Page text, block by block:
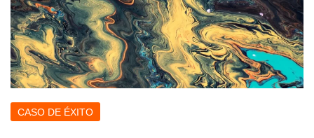
CASO DE ÉXITO